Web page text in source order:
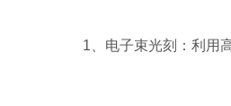
1、电子束光刻：利用高